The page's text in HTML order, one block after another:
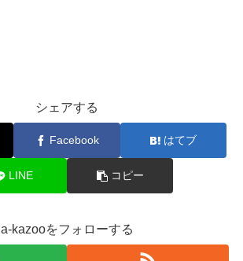
シェアする
Facebook はてブ
LINE コピー
a-kazooをフォローする